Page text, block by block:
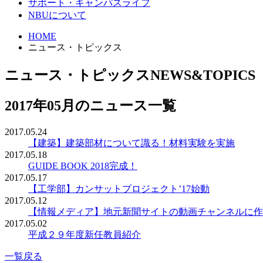
サポート・キャンパスライフ
NBUについて
HOME
ニュース・トピックス
ニュース・トピックスNEWS&TOPICS
2017年05月のニュース一覧
2017.05.24
【建築】建築部材について識る！材料実験を実施
2017.05.18
GUIDE BOOK 2018完成！
2017.05.17
【工学部】カンサットプロジェクト’17始動
2017.05.12
【情報メディア】地元新聞サイトの動画チャンネルに
2017.05.02
平成２９年度新任教員紹介
一覧戻る